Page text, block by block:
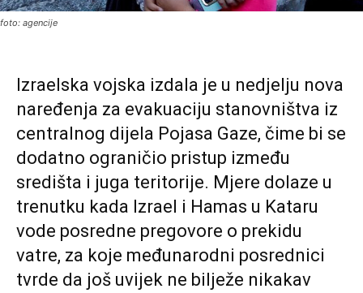
foto: agencije
Izraelska vojska izdala je u nedjelju nova
naređenja za evakuaciju stanovništva iz
centralnog dijela Pojasa Gaze, čime bi se
dodatno ograničio pristup između
središta i juga teritorije. Mjere dolaze u
trenutku kada Izrael i Hamas u Kataru
vode posredne pregovore o prekidu
vatre, za koje međunarodni posrednici
tvrde da još uvijek ne bilježe nikakav